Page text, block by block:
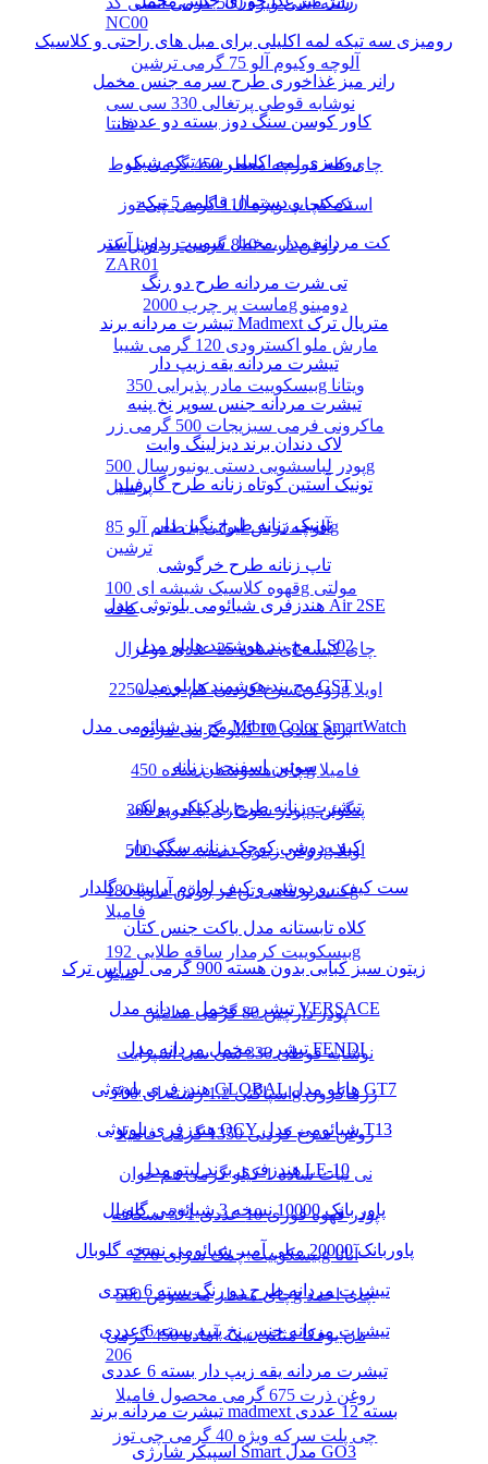
NC00
آلوچه وکیوم آلو 75 گرمی ترشین
نوشابه قوطی پرتغالی 330 سی سی
فانتا
چای کله مورچه معطر 450 گرمی بلوط
اسنک کچاپ ویژه 110 گرمی چی توز
روغن ذرت 810 گرمی زر اویل کد
ZAR01
ماست پر چرب 2000g دومینو
مارش ملو اکسترودی 120 گرمی شیبا
بیسکوییت مادر پذیرایی 350g ویتانا
ماکرونی فرمی سبزیجات 500 گرمی زر
پودر لباسشویی دستی یونیورسال 500g
پرسیل
آلوچه ترش لیوانی با طعم آلو 85g
ترشین
قهوه کلاسیک شیشه ای 100g مولتی
کافه
چای کیسه ای ساده 25 عددی دوغزال
روغن سرخ کردنی کم جذب 2250g اویلا
برنج هندی 10 کیلو گرمی مژده
چای هندوستان ساده 450g فامیلا
پودر سوخاری با ادویه 300g پنگوئن
روغن زیتون تصفیه شده 500g اویلا
کنسرو ماهی تن در روغن سویا 180g
فامیلا
بیسکوییت کرمدار ساقه طلایی 192g
مینو
پودر دارچین 80 گرمی سانتین
نوشابه قوطی 330 سی سی اسپرایت
اسپاگتی 1.2 رشته ای 700g زرماکرون
روغن سرخ کردنی 1350 گرمی فامیلا
نی نبات ساده 1 کیلو گرمی هم خوان
پودر قهوه فوری 10 عددی 1*3 نسکافه
بیسکوییت چمک سرای 276g آناتا
چای معطر مخصوص 500g چای احمد
نان یوفکا مثلثی نیمه آماده 450 گرمی
206
روغن ذرت 675 گرمی محصول فامیلا
چی پلت سرکه ویژه 40 گرمی چی توز
رومیزی سه تیکه لمه اکلیلی برای مبل های راحتی و کلاسیک
رانر میز غذاخوری طرح سرمه جنس مخمل
کاور کوسن سنگ دوز بسته دو عددی
رومیزی لمه اکلیلی سه تیکه شیک
دمکنی و دستمال قابلمه 5 تیکه
کت مردانه مدل مخمل سوییت بدون آستر
تی شرت مردانه طرح دو رنگ
تیشرت مردانه برند Madmext متریال ترک
تیشرت مردانه یقه زیپ دار
تیشرت مردانه جنس سوپر نخ پنبه
لاک دندان برند دیزلینگ وایت
تونیک آستین کوتاه زنانه طرح گارفیلد
تونیک زنانه طرح نگین دار
تاپ زنانه طرح خرگوشی
هندزفری شیائومی بلوتوثی مدل Air 2SE
مچ بند هوشمند هایلو مدل LS02
مچ بند هوشمند هایلو مدل GST
مچ بند شیائومی مدل Mibro Color SmartWatch
سوتین اسفنجی زنانه
تیشرت زنانه طرح بادکنکی پولکی
کیف دوشی کوچک زنانه سگک دار
ست کیف رو دوشی و کیف لوازم آرایشی گلدار
کلاه تابستانه مدل باکت جنس کتان
زیتون سبز کبابی بدون هسته 900 گرمی لوراس ترک
تیشرت مخمل مردانه مدل VERSACE
تیشرت مخمل مردانه مدل FENDI
هندزفری بلوتوثی GLOBAL هایلو مدل GT7
هندزفری بلوتوثی QCY شیائومی مدل T13
هندزفری برند لیتو مدل LE-10
پاور بانک 10000 نسخه 3 شیائومی گلوبال
پاوربانک 20000 میلی آمپر شیائومی نسخه گلوبال
تیشرت مردانه طرح دو رنگ بسته 6 عددی
تیشرت مردانه جنس نخ پنبه بسته 6 عددی
تیشرت مردانه یقه زیپ دار بسته 6 عددی
تیشرت مردانه برند madmext بسته 12 عددی
اسپیکر شارژی Smart مدل GO3